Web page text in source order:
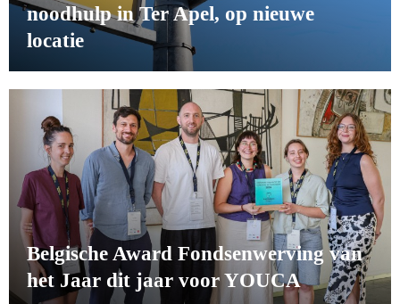
noodhulp in Ter Apel, op nieuwe
locatie
Belgische Award Fondsenwerving van
het Jaar dit jaar voor YOUCA